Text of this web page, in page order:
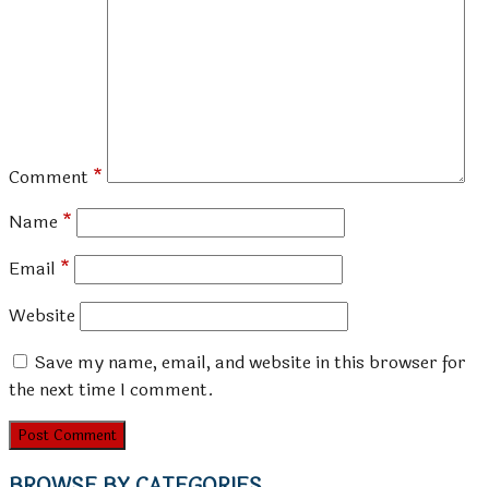
Comment *
Name *
Email *
Website
Save my name, email, and website in this browser for
the next time I comment.